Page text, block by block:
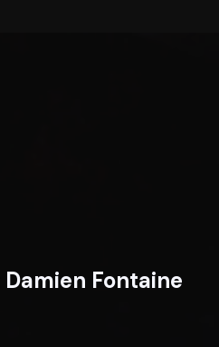
Damien Fontaine